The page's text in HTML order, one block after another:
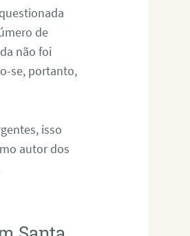
de
não foi
se, portanto,
isso
autor dos